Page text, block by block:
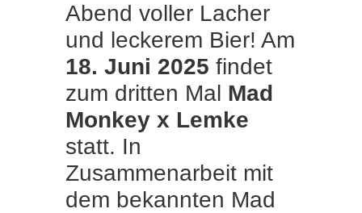
Abend voller Lacher
und leckerem Bier! Am
18. Juni 2025 findet
zum dritten Mal Mad
Monkey x Lemke
statt. In
Zusammenarbeit mit
dem bekannten Mad